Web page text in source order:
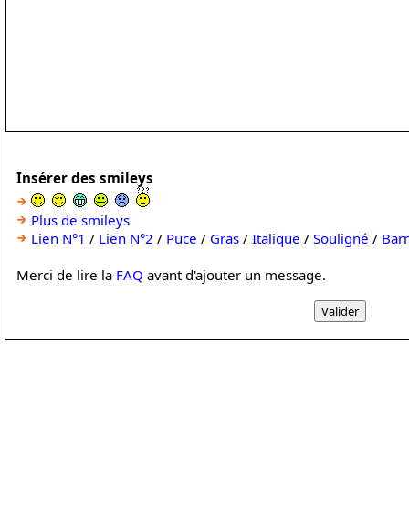
Insérer des smileys
Plus de smileys
Lien N°1 / Lien N°2 / Puce / Gras / Italique / Souligné /
Merci de lire la FAQ avant d'ajouter un message.